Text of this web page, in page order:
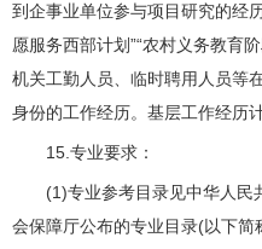
到企事业单位参与项目研究的经
愿服务西部计划”“农村义务教育
机关工勤人员、临时聘用人员等
身份的工作经历。基层工作经历
15.专业要求：
(1)专业参考目录见中华人民
会保障厅公布的专业目录(以下